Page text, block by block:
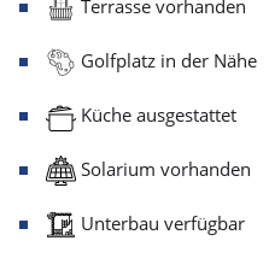
Terrasse vorhanden
Golfplatz in der Nähe
Küche ausgestattet
Solarium vorhanden
Unterbau verfügbar